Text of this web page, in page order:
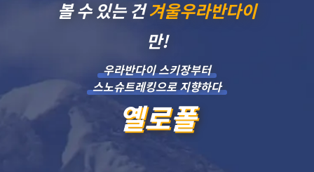
볼 수 있는 건 겨울우라반다이
만!
우라반다이 스키장부터
스노슈트레킹으로 지향하다
옐로폴